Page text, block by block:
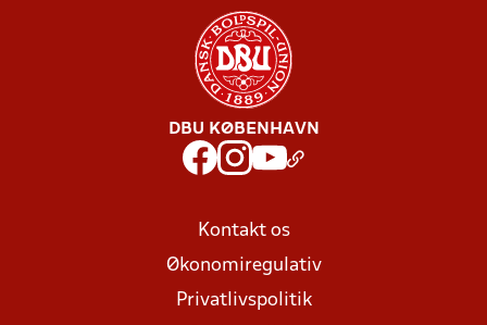
DBU KØBENHAVN
Kontakt os
Økonomiregulativ
Privatlivspolitik